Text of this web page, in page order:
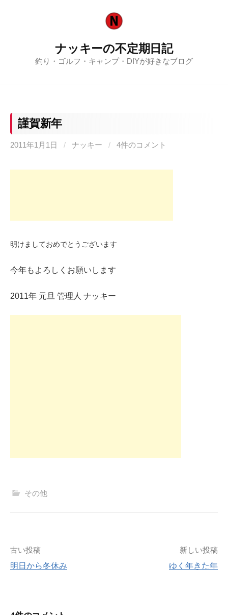
ナッキーの不定期日記
釣り・ゴルフ・キャンプ・DIYが好きなブログ
謹賀新年
2011年1月1日 / ナッキー / 4件のコメント
明けましておめでとうございます
今年もよろしくお願いします
2011年 元旦 管理人 ナッキー
その他
投
古い投稿
明日から冬休み
新しい投稿
ゆく年きた年